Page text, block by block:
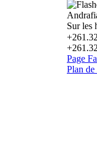
Sur les
Page
Plan de